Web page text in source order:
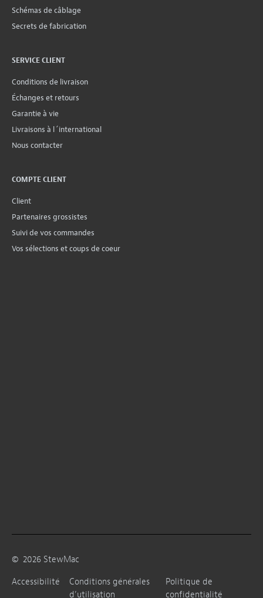
Schémas de câblage
Secrets de fabrication
SERVICE CLIENT
Conditions de livraison
Échanges et retours
Garantie à vie
Livraisons à l´international
Nous contacter
COMPTE CLIENT
Client
Partenaires grossistes
Suivi de vos commandes
Vos sélections et coups de coeur
© 2026 StewMac
Accessibilité
Conditions générales
d’utilisation
Politique de
confidentialité